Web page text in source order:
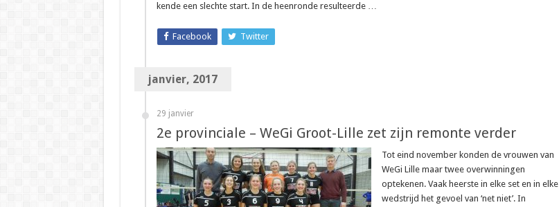
kende een slechte start. In de heenronde resulteerde …
Facebook Twitter
janvier, 2017
29 janvier
2e provinciale – WeGi Groot-Lille zet zijn remonte verder
Tot eind november konden de vrouwen van
WeGi Lille maar twee overwinningen
optekenen. Vaak heerste in elke set en in elke
wedstrijd het gevoel van ‘net niet’. In